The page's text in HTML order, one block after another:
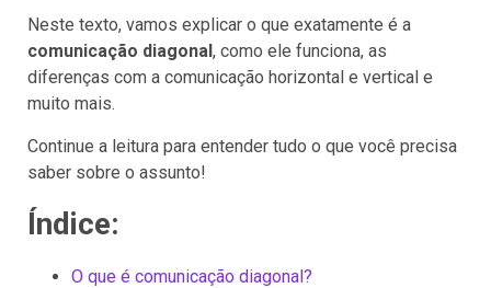
Neste texto, vamos explicar o que exatamente é a
comunicação diagonal , como ele funciona, as
diferenças com a comunicação horizontal e vertical e
muito mais.
Continue a leitura para entender tudo o que você precisa
saber sobre o assunto!
Índice:
O que é comunicação diagonal?